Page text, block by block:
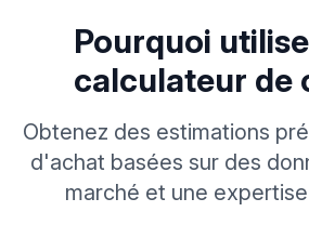
Pourquoi
calculateur de
Obtenez des estimations
d'achat basées sur des
marché et une